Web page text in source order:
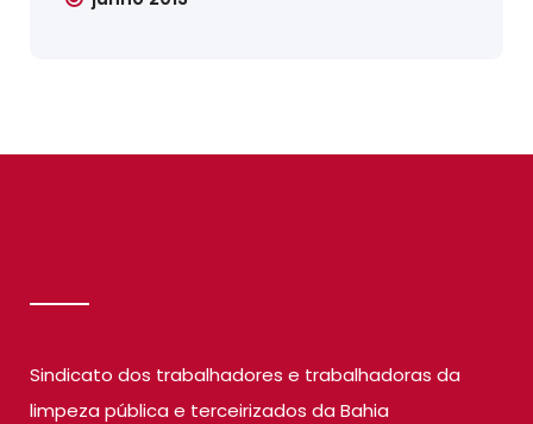
Sindicato dos trabalhadores e trabalhadoras da
limpeza pública e terceirizados da Bahia